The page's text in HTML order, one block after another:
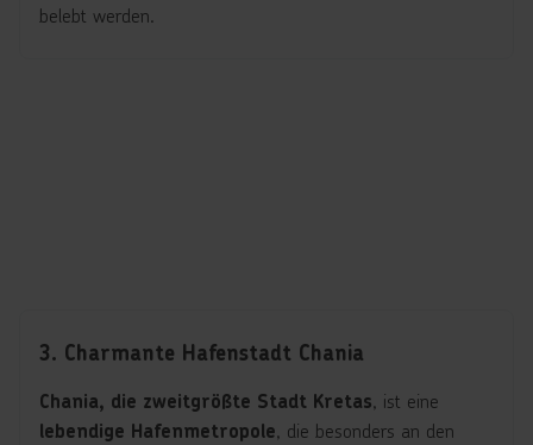
belebt werden.
3. Charmante Hafenstadt Chania
Chania, die zweitgrößte Stadt Kretas, ist eine
lebendige Hafenmetropole, die besonders an den